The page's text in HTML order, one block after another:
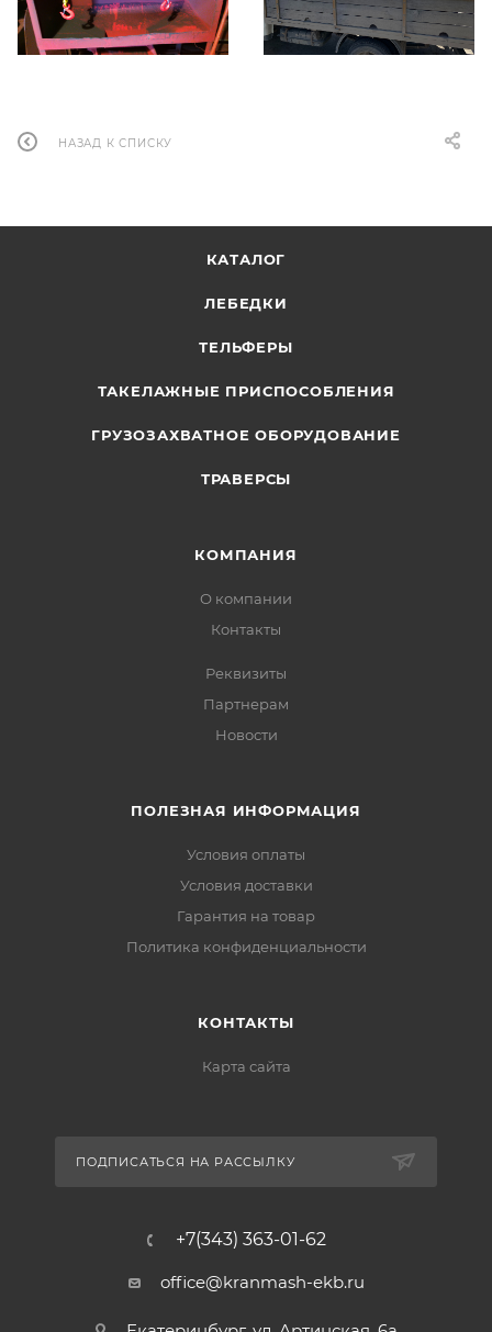
НАЗАД К СПИСКУ
КАТАЛОГ
ЛЕБЕДКИ
ТЕЛЬФЕРЫ
ТАКЕЛАЖНЫЕ ПРИСПОСОБЛЕНИЯ
ГРУЗОЗАХВАТНОЕ ОБОРУДОВАНИЕ
ТРАВЕРСЫ
КОМПАНИЯ
О компании
Контакты
Реквизиты
Партнерам
Новости
ПОЛЕЗНАЯ ИНФОРМАЦИЯ
Условия оплаты
Условия доставки
Гарантия на товар
Политика конфиденциальности
КОНТАКТЫ
Карта сайта
ПОДПИСАТЬСЯ НА РАССЫЛКУ
+7(343) 363-01-62
office@kranmash-ekb.ru